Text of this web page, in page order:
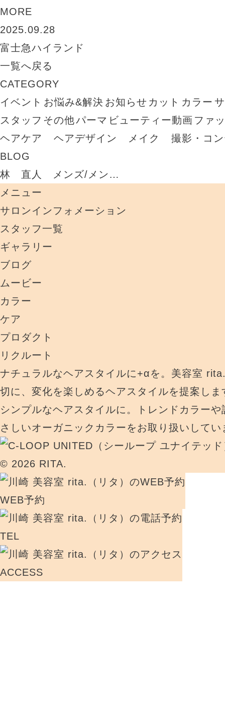
MORE
2025.09.28
富士急ハイランド
一覧へ戻る
CATEGORY
イベント お悩み&解決 お知らせ カット カラー
スタッフ その他パーマ ビューティー動画 ファ
ヘアケア
ヘアデザイン メイク
撮影・コ
BLOG
林 直人 メンズ/メン…
メニュー
サロンインフォメーション
スタッフ一覧
ギャラリー
ブログ
ムービー
カラー
ケア
プロダクト
リクルート
ナチュラルなヘアスタイルに+αを。美容室
切に、変化を楽しめるヘアスタイルを提案し
シンプルなヘアスタイルに。トレンドカラー
さしいオーガニックカラーをお取り扱いしてい
© 2026 RITA.
WEB予約
TEL
ACCESS